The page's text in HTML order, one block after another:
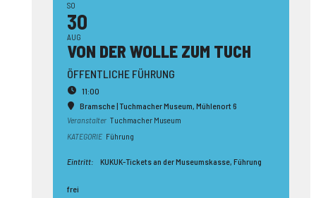
SO
30
AUG
VON DER WOLLE ZUM TUCH
ÖFFENTLICHE FÜHRUNG
11:00
Bramsche | Tuchmacher Museum, Mühlenort 6
Veranstalter Tuchmacher Museum
KATEGORIE Führung
Eintritt: KUKUK-Tickets an der Museumskasse, Führung
frei